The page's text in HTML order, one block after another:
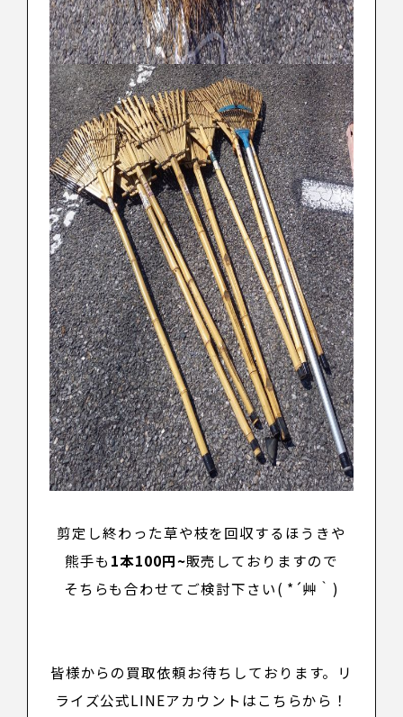
剪定し終わった草や枝を回収するほうきや
熊手も 1本100円~販売しておりますので
そちらも合わせてご検討下さい( *´艸｀)
皆様からの買取依頼お待ちしております。リ
ライズ公式LINEアカウントはこちらから！